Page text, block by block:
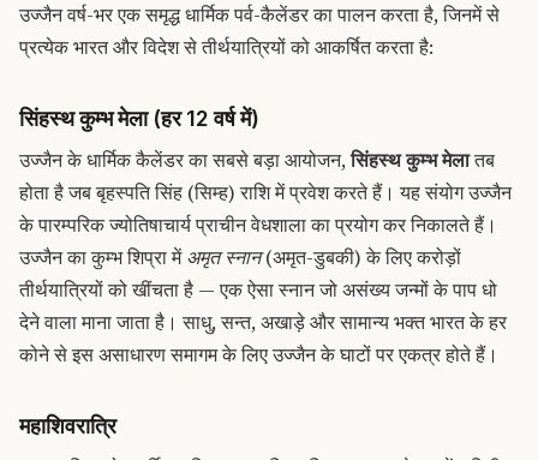
उज्जैन वर्ष-भर एक समृद्ध धार्मिक पर्व-कैलेंडर का पालन करता है, जिनमें से
प्रत्येक भारत और विदेश से तीर्थयात्रियों को आकर्षित करता है:
सिंहस्थ कुम्भ मेला (हर 12 वर्ष में)
उज्जैन के धार्मिक कैलेंडर का सबसे बड़ा आयोजन,सिंहस्थ कुम्भ मेलातब
होता है जब बृहस्पति सिंह (सिम्ह) राशि में प्रवेश करते हैं। यह संयोग उज्जैन
के पारम्परिक ज्योतिषाचार्य प्राचीन वेधशाला का प्रयोग कर निकालते हैं।
उज्जैन का कुम्भ शिप्रा मेंअमृत स्नान(अमृत-डुबकी) के लिए करोड़ों
तीर्थयात्रियों को खींचता है — एक ऐसा स्नान जो असंख्य जन्मों के पाप धो
देने वाला माना जाता है। साधु, सन्त, अखाड़े और सामान्य भक्त भारत के हर
कोने से इस असाधारण समागम के लिए उज्जैन के घाटों पर एकत्र होते हैं।
महाशिवरात्रि